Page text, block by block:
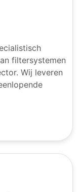
filtersystemen
Wij leveren